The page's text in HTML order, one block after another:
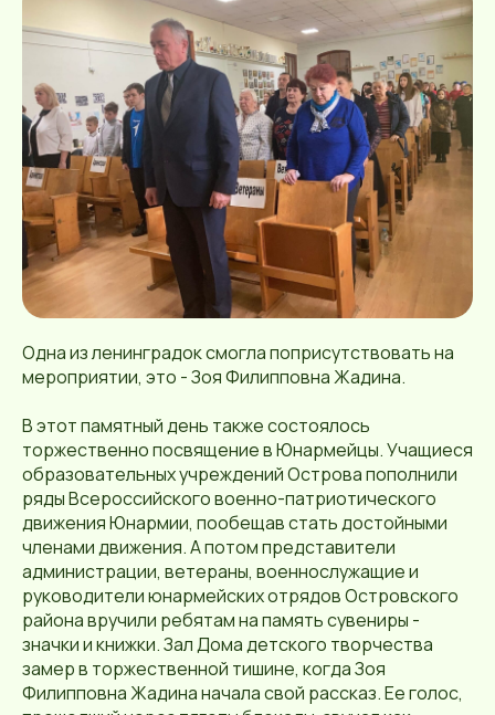
Одна из ленинградок смогла поприсутствовать на
мероприятии, это - Зоя Филипповна Жадина.
В этот памятный день также состоялось
торжественно посвящение в Юнармейцы. Учащиеся
образовательных учреждений Острова пополнили
ряды Всероссийского военно-патриотического
движения Юнармии, пообещав стать достойными
членами движения. А потом представители
администрации, ветераны, военнослужащие и
руководители юнармейских отрядов Островского
района вручили ребятам на память сувениры -
значки и книжки. Зал Дома детского творчества
замер в торжественной тишине, когда Зоя
Филипповна Жадина начала свой рассказ. Ее голос,